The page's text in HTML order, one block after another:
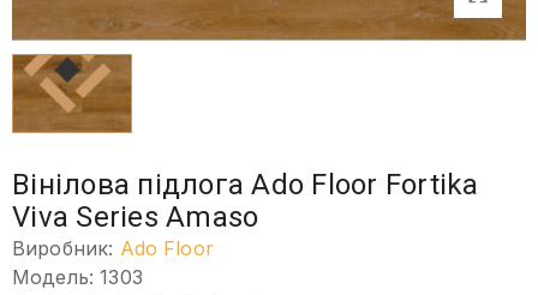
Вінілова підлога Ado Floor Fortika
Viva Series Amaso
Виробник: Ado Floor
Модель: 1303